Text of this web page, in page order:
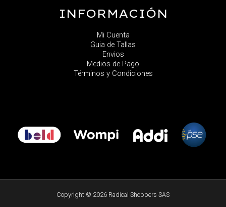
INFORMACIÓN
Mi Cuenta
Guia de Tallas
Envios
Medios de Pago
Términos y Condiciones
Copyright © 2026 Radical Shoppers SAS